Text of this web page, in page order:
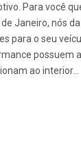
Para você
Janeiro, nós da
para o seu
possuem
ao interior…